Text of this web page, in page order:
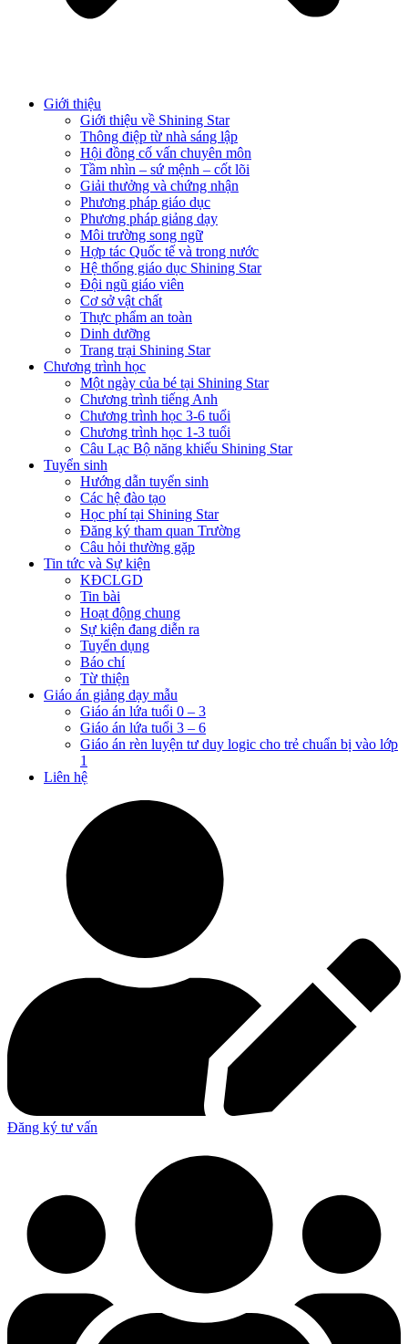
Giới thiệu
Giới thiệu về Shining Star
Thông điệp từ nhà sáng lập
Hội đồng cố vấn chuyên môn
Tầm nhìn – sứ mệnh – cốt lõi
Giải thưởng và chứng nhận
Phương pháp giáo dục
Phương pháp giảng dạy
Môi trường song ngữ
Hợp tác Quốc tế và trong nước
Hệ thống giáo dục Shining Star
Đội ngũ giáo viên
Cơ sở vật chất
Thực phẩm an toàn
Dinh dưỡng
Trang trại Shining Star
Chương trình học
Một ngày của bé tại Shining Star
Chương trình tiếng Anh
Chương trình học 3-6 tuổi
Chương trình học 1-3 tuổi
Câu Lạc Bộ năng khiếu Shining Star
Tuyển sinh
Hướng dẫn tuyển sinh
Các hệ đào tạo
Học phí tại Shining Star
Đăng ký tham quan Trường
Câu hỏi thường gặp
Tin tức và Sự kiện
KĐCLGD
Tin bài
Hoạt động chung
Sự kiện đang diễn ra
Tuyển dụng
Báo chí
Từ thiện
Giáo án giảng dạy mẫu
Giáo án lứa tuổi 0 – 3
Giáo án lứa tuổi 3 – 6
Giáo án rèn luyện tư duy logic cho trẻ chuẩn bị vào lớp
1
Liên hệ
Đăng ký tư vấn